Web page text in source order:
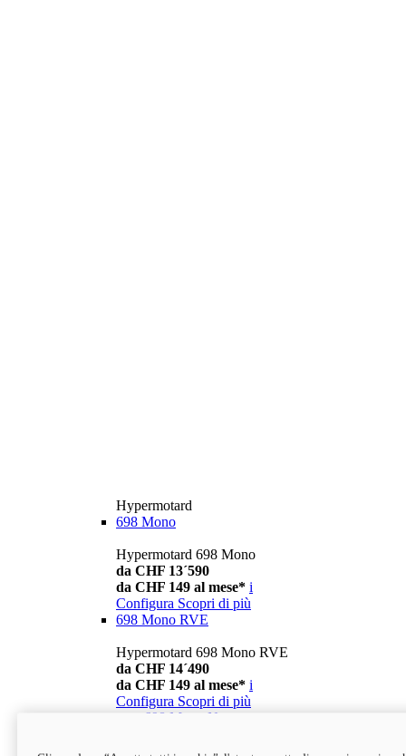
Hypermotard
698 Mono
Hypermotard 698 Mono
da CHF 13´590
da CHF 149 al mese* i
Configura Scopri di più
698 Mono RVE
Hypermotard 698 Mono RVE
da CHF 14´490
da CHF 149 al mese* i
Configura Scopri di più
698 Mono Nera
Hypermotard 698 Mono Nera